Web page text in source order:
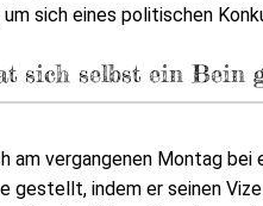
sich eines politischen
sich selbst ein Bein
am vergangenen Montag
gestellt, indem er seinen